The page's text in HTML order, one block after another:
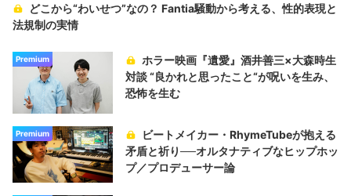
どこから“わいせつ”なの？ Fantia騒動から考える、性的表現と
法規制の実情
Premium
ホラー映画『遺愛』酒井善三×大森時生
対談 “良かれと思ったこと“が呪いを生み、
恐怖を生む
Premium
ビートメイカー・RhymeTubeが抱える
矛盾と祈り──オルタナティブなヒップホッ
プ／プロデューサー論